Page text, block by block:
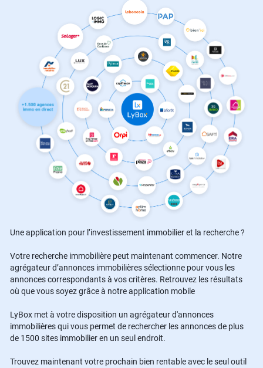
Une application pour l’investissement immobilier et la recherche ?
Votre recherche immobilière peut maintenant commencer. Notre
agrégateur d’annonces immobilières sélectionne pour vous les
annonces correspondants à vos critères. Retrouvez les résultats
où que vous soyez grâce à notre application mobile
LyBox met à votre disposition un agrégateur d'annonces
immobilières qui vous permet de rechercher les annonces de plus
de 1500 sites immobilier en un seul endroit.
Trouvez maintenant votre prochain bien rentable avec le seul outil